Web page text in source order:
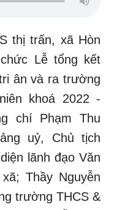
thị trấn, xã Hòn
Lễ tổng kết
ân và ra trường
khoá 2022 -
chí Phạm Thu
uỷ, Chủ tịch
lãnh đạo Văn
Thầy Nguyễn
trường THCS &